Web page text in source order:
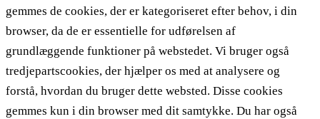
gemmes de cookies, der er kategoriseret efter behov, i din
browser, da de er essentielle for udførelsen af ​​
grundlæggende funktioner på webstedet. Vi bruger også
tredjepartscookies, der hjælper os med at analysere og
forstå, hvordan du bruger dette websted. Disse cookies
gemmes kun i din browser med dit samtykke. Du har også